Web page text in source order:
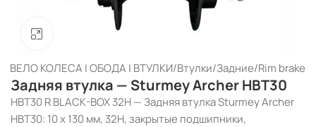
Нажмите, чтобы увеличить
ВЕЛО КОЛЕСА | ОБОДА | ВТУЛКИ/Втулки/Задние/Rim brake
Задняя втулка — Sturmey Archer HBT30
HBT30 R BLACK-BOX 32H — Задняя втулка Sturmey Archer
HBT30: 10 x 130 мм, 32H, закрытые подшипники,